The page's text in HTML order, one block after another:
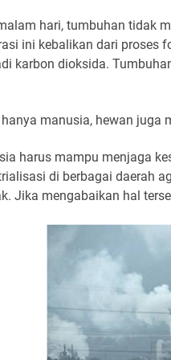
hari, tumbuhan tidak
ini kebalikan dari proses
karbon dioksida.
manusia, hewan juga
harus mampu menjaga
di berbagai daerah
Jika mengabaikan hal